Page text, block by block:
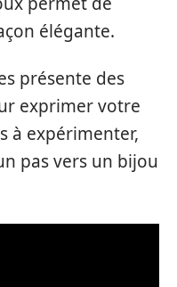
élégante.
présente des
exprimer votre
à expérimenter,
pas vers un bijou